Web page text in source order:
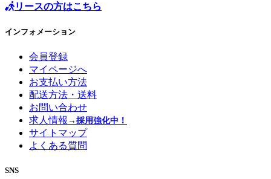
リースの方はこちら
インフォメーション
会員登録
マイページへ
お支払い方法
配送方法・送料
お問い合わせ
求人情報 →採用強化中！
サイトマップ
よくある質問
SNS